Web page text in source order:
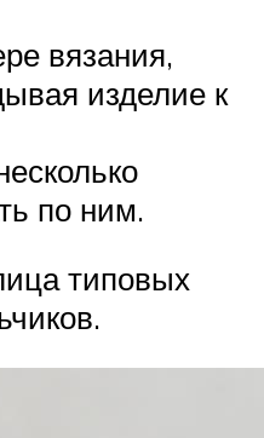
вязания,
изделие к
по ним.
типовых